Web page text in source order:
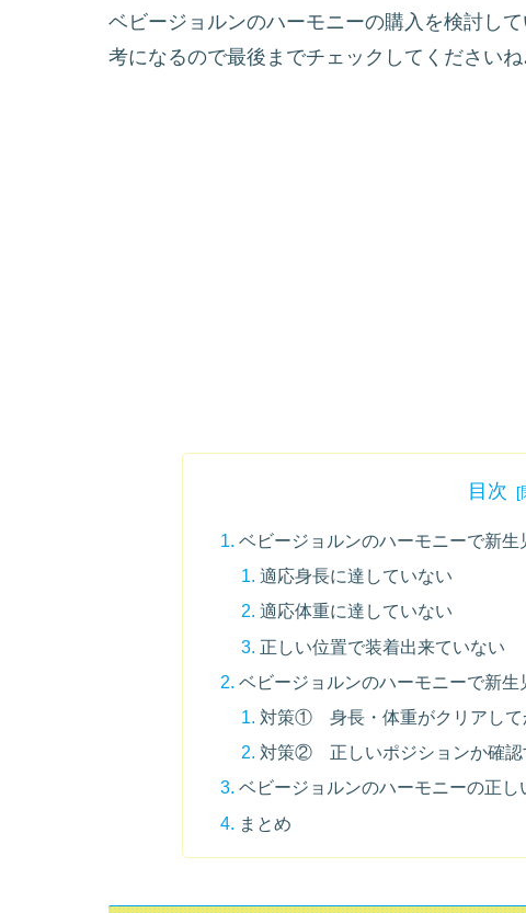
ベビージョルンのハーモニーの購入を検討し
考になるので最後までチェックしてくださいね
目次
ベビージョルンのハーモニーで新生
適応身長に達していない
適応体重に達していない
正しい位置で装着出来ていない
ベビージョルンのハーモニーで新
対策① 身長・体重がクリアして
対策② 正しいポジションか確認
ベビージョルンのハーモニーの正し
まとめ